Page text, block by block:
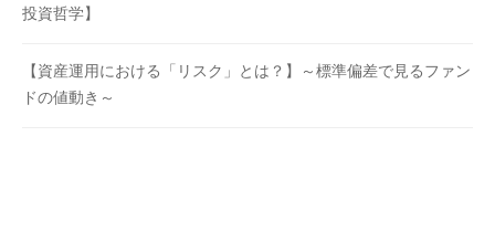
投資哲学】
【資産運用における「リスク」とは？】～標準偏差で見るファン
ドの値動き～